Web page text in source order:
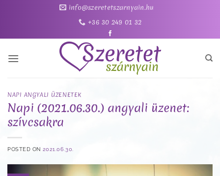
info@szeretetszarnyain.hu
+36 30 249 01 32
NAPI ANGYALI ÜZENETEK
Napi (2021.06.30.) angyali üzenet:
szívcsakra
POSTED ON 2021.06.30.